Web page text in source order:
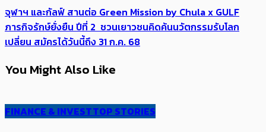
จุฬาฯ และกัลฟ์ สานต่อ Green Mission by Chula x GULF
ภารกิจรักษ์ยั่งยืน ปีที่ 2 ชวนเยาวชนคิดค้นนวัตกรรมรับโลก
เปลี่ยน สมัครได้วันนี้ถึง 31 ก.ค. 68
You Might Also Like
FINANCE & INVESTTOP STORIES